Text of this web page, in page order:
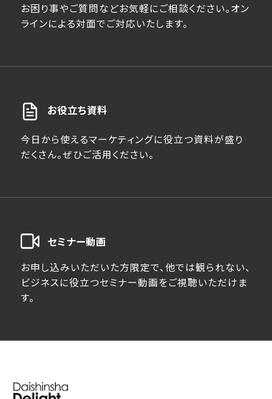
お困り事やご質問などお気軽にご相談ください。オン
ラインによる対面でご対応いたします。
お役立ち資料
今日から使えるマーケティングに役立つ資料が盛り
だくさん。ぜひご活用ください。
セミナー動画
お申し込みいただいた方限定で、他では観られない、
ビジネスに役立つセミナー動画をご視聴いただけま
す。